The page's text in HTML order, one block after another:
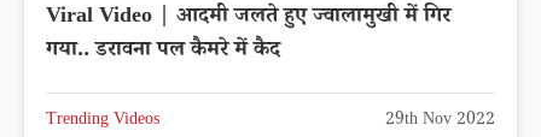
Viral Video | आदमी जलते हुए ज्वालामुखी में गिर
गया.. डरावना पल कैमरे में कैद
Trending Videos 29th Nov 2022